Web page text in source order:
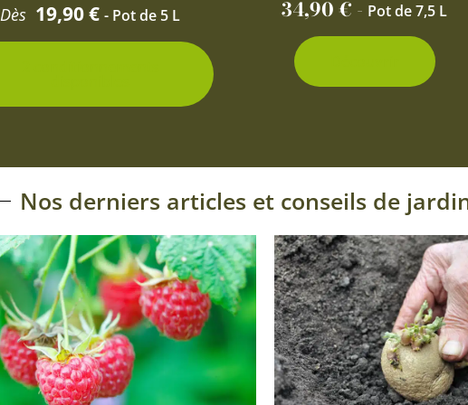
Dès 19,90€ - Pot de 5 L 34,90€ - Pot de 7,5 L
Nos derniers articles et conseils de